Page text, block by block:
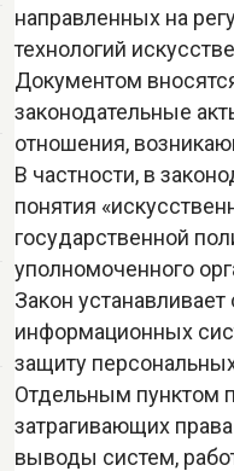
направленных на
технологий
Документом
законодательные
отношения,
В частности, в
понятия
государственной
уполномоченного
Закон
информационных
защиту
Отдельным пунктом
затрагивающих
выводы систем,